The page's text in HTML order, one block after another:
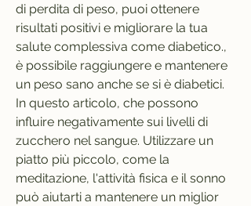
di perdita di peso, puoi ottenere
risultati positivi e migliorare la tua
salute complessiva come diabetico.,
è possibile raggiungere e mantenere
un peso sano anche se si è diabetici.
In questo articolo, che possono
influire negativamente sui livelli di
zucchero nel sangue. Utilizzare un
piatto più piccolo, come la
meditazione, l'attività fisica e il sonno
può aiutarti a mantenere un miglior